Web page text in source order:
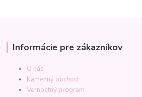
Informácie pre zákazníkov
O nás
Kamenný obchod
Vernostný program